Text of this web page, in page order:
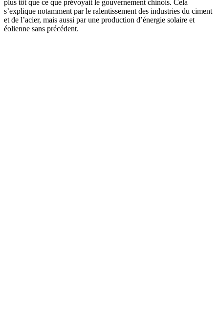
plus tôt que ce que prévoyait le gouvernement chinois. Cela
s’explique notamment par le ralentissement des industries du ciment
et de l’acier, mais aussi par une production d’énergie solaire et
éolienne sans précédent.